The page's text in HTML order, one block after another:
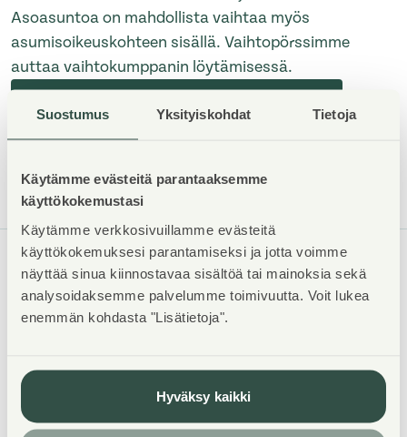
Suostumus Yksityiskohdat Tietoja
Käytämme evästeitä parantaaksemme
käyttökokemustasi
Käytämme verkkosivuillamme evästeitä
käyttökokemuksesi parantamiseksi ja jotta voimme
näyttää sinua kiinnostavaa sisältöä tai mainoksia sekä
analysoidaksemme palvelumme toimivuutta. Voit lukea
enemmän kohdasta "Lisätietoja".
Hyväksy kaikki
Asoasuntoa on mahdollista vaihtaa myös
asumisoikeuskohteen sisällä. Vaihtopörssimme
auttaa vaihtokumppanin löytämisessä.
ASUNTOSÄÄTIÖ
Tuulikuja 2